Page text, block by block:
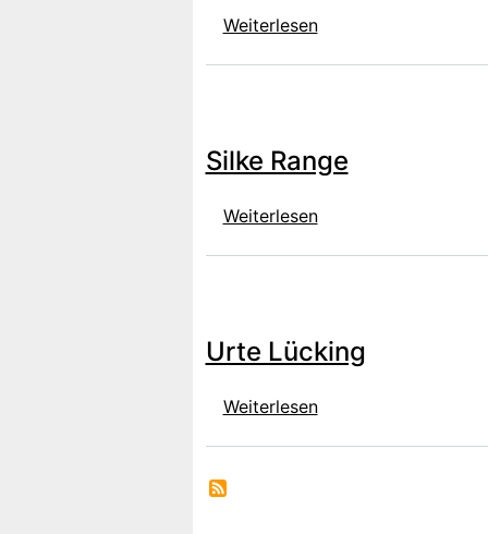
Weiterlesenüber Astrid Speer
Silke Range
Weiterlesenüber Silke Range
Urte Lücking
Weiterlesenüber Urte Lücking